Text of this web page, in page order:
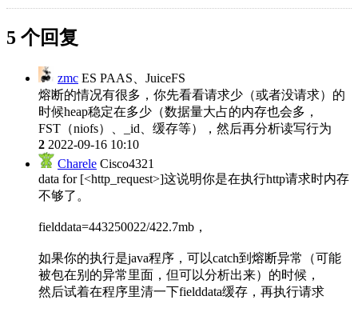
5 个回复
zmc ES PAAS、JuiceFS
熔断的情况有很多，你先看看请求少（或者没请求）的
时候heap稳定在多少（数据量大占的内存也会多，
FST（niofs）、_id、缓存等），然后再分析读写行为
2 2022-09-16 10:10
Charele Cisco4321
data for [<http_request>]这说明你是在执行http请求时内存
不够了。
fielddata=443250022/422.7mb，
如果你的执行是java程序，可以catch到熔断异常（可能
被包在别的异常里面，但可以分析出来）的时候，
然后试着在程序里清一下fielddata缓存，再执行请求